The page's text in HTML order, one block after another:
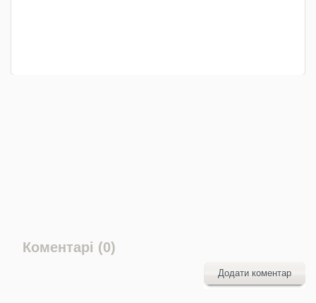
Коментарі (0)
Додати коментар